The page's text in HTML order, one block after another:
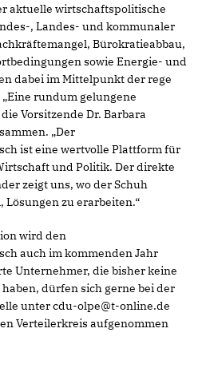
aktuelle wirtschaftspolitische
, Landes- und kommunaler
Bürokratieabbau,
sowie Energie- und
dabei im Mittelpunkt der rege
rundum gelungene
Vorsitzende Dr. Barbara
„Der
ist eine wertvolle Plattform für
und Politik. Der direkte
zeigt uns, wo der Schuh
zu erarbeiten.“
wird den
auch im kommenden Jahr
Unternehmer, die bisher keine
dürfen sich gerne bei der
unter cdu-olpe@t-online.de
Verteilerkreis aufgenommen